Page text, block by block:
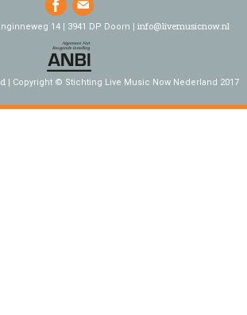
14 | 3941 DP Doorn | info@livemusicnow.nl
Copyright © Stichting Live Music Now Nederland 2017